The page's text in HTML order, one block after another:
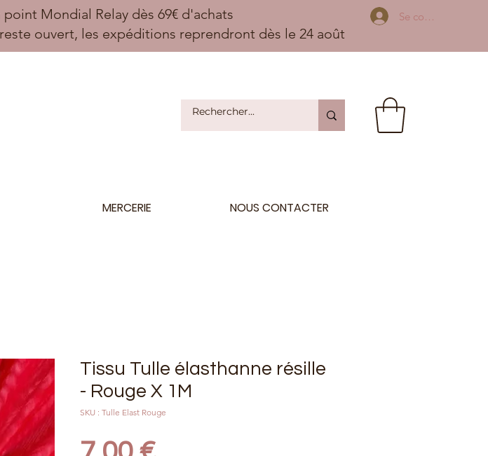
point Mondial Relay dès 69€ d'achats
ouvert, les expéditions reprendront dès le 24 août
Se connecter
MERCERIE NOUS CONTACTER
Tissu Tulle élasthanne résille
- Rouge X 1M
SKU : Tulle Elast Rouge